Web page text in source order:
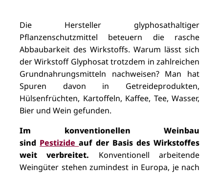
Die Hersteller glyphosathaltiger
Pflanzenschutzmittel beteuern die rasche
Abbaubarkeit des Wirkstoffs. Warum lässt sich
der Wirkstoff Glyphosat trotzdem in zahlreichen
Grundnahrungsmitteln nachweisen? Man hat
Spuren davon in Getreideprodukten,
Hülsenfrüchten, Kartoffeln, Kaffee, Tee, Wasser,
Bier und Wein gefunden.
Im konventionellen Weinbau
sind Pestizideauf der Basis des Wirkstoffes
weit verbreitet. Konventionell arbeitende
Weingüter stehen zumindest in Europa, je nach